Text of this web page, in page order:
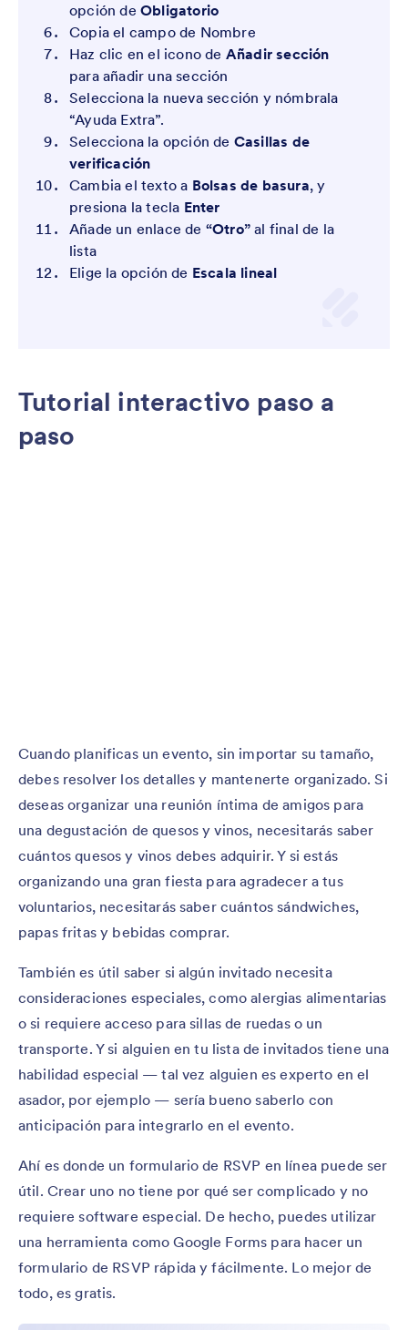
opción de Obligatorio
Copia el campo de Nombre
Haz clic en el icono de Añadir sección
para añadir una sección
Selecciona la nueva sección y nómbrala
“Ayuda Extra”.
Selecciona la opción de Casillas de
verificación
Cambia el texto a Bolsas de basura, y
presiona la tecla Enter
Añade un enlace de “Otro”al final de la
lista
Elige la opción de Escala lineal
Tutorial interactivo paso a
paso
Cuando planificas un evento, sin importar su tamaño,
debes resolver los detalles y mantenerte organizado. Si
deseas organizar una reunión íntima de amigos para
una degustación de quesos y vinos, necesitarás saber
cuántos quesos y vinos debes adquirir. Y si estás
organizando una gran fiesta para agradecer a tus
voluntarios, necesitarás saber cuántos sándwiches,
papas fritas y bebidas comprar.
También es útil saber si algún invitado necesita
consideraciones especiales, como alergias alimentarias
o si requiere acceso para sillas de ruedas o un
transporte. Y si alguien en tu lista de invitados tiene una
habilidad especial — tal vez alguien es experto en el
asador, por ejemplo — sería bueno saberlo con
anticipación para integrarlo en el evento.
Ahí es donde un formulario de RSVP en línea puede ser
útil. Crear uno no tiene por qué ser complicado y no
requiere software especial. De hecho, puedes utilizar
una herramienta como Google Forms para hacer un
formulario de RSVP rápida y fácilmente. Lo mejor de
todo, es gratis.